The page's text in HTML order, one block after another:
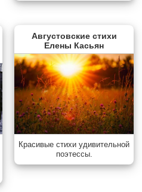
Августовские стихи
Елены Касьян
Красивые стихи удивительной
поэтессы.